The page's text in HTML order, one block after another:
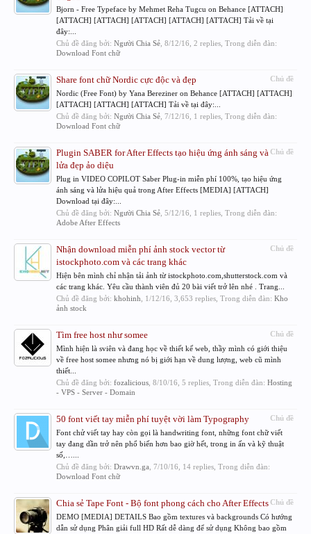
Bjorn - Free Typeface by Mehmet Reha Tugcu on Behance [ATTACH]
[ATTACH] [ATTACH] [ATTACH] [ATTACH] [ATTACH] Tải về tại
đây:...
Chủ đề đăng bởi: Người Chia Sẻ 8/12/16 , 2 replies, Trong diễn đàn:
Download Font chữ
Chủ đề
Share font chữ Nordic cực độc và đẹp
Nordic (Free Font) by Yana Bereziner on Behance [ATTACH] [ATTACH]
[ATTACH] [ATTACH] [ATTACH] Tải về tại đây:...
Chủ đề đăng bởi: Người Chia Sẻ 7/12/16 , 1 replies, Trong diễn đàn:
Download Font chữ
Chủ đề
Plugin SABER for After Effects tạo hiệu ứng ánh sáng và
lửa đẹp ảo diệu
Plug in VIDEO COPILOT Saber Plug-in miễn phí 100%, tạo hiệu ứng
ánh sáng và lửa hiệu quả trong After Effects [MEDIA] [ATTACH]
Download tại đây:...
Chủ đề đăng bởi: Người Chia Sẻ 5/12/16 , 1 replies, Trong diễn đàn:
Adobe After Effects
Chủ đề
Nhận download miễn phí ảnh stock vector từ
istockphoto.com và các trang khác
Hiện bên mình chỉ nhận tải ảnh từ istockphoto.com,shutterstock.com và
các trang khác. Yêu cầu thành viên đủ 20 bài viết trở lên nhé . Trang...
Chủ đề đăng bởi: khohinh 1/12/16 , 3,653 replies, Trong diễn đàn: Kho
ảnh stock
Chủ đề
Tìm free host như somee
Mình hiện là sviên và đang học về thiết kế web, thầy mình có giới thiệu
về free host somee nhưng nó bị giới hạn về dung lượng, web cũ mình
thiết...
Chủ đề đăng bởi: fozalicious 8/10/16 , 5 replies, Trong diễn đàn: Hosting
- VPS - Server - Domain
Chủ đề
50 font viết tay miễn phí tuyệt vời làm Typography
Font chử viết tay hay còn gọi là handwriting font, những font chữ viết
tay đang dần trở nên phổ biến hơn bao giờ hết, trong in ấn và kỹ thuật
số,…...
Chủ đề đăng bởi: Drawvn.ga 7/10/16 , 14 replies, Trong diễn đàn:
Download Font chữ
Chủ đề
Chia sẻ Tape Font - Bộ font phong cách cho After Effects
DEMO [MEDIA] DETAILS Bao gồm textures và backgrounds Có hướng
dẫn sử dụng Phân giải full HD Rất dễ dàng để sử dụng Không bao gồm